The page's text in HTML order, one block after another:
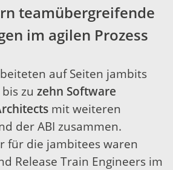
teamübergreifende
im agilen Prozess
auf Seiten jambits
zu zehn Software
mit weiteren
der ABI zusammen.
für die jambitees waren
Release Train Engineers im